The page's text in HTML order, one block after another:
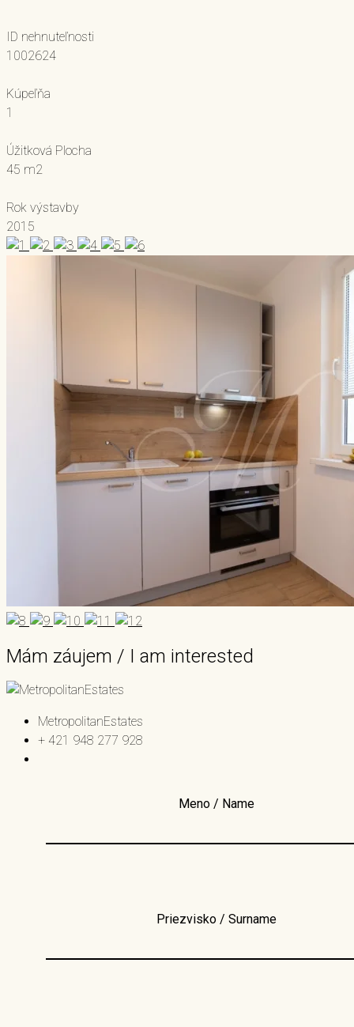
ID nehnuteľnosti
1002624
Kúpeľňa
1
Úžitková Plocha
45 m2
Rok výstavby
2015
Mám záujem / I am interested
MetropolitanEstates
+ 421 948 277 928
Meno / Name
Priezvisko / Surname